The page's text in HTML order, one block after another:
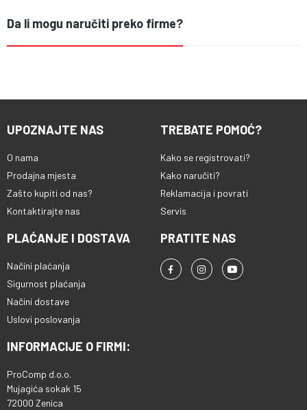
Da li mogu naručiti preko firme?
UPOZNAJTE NAS
O nama
Prodajna mjesta
Zašto kupiti od nas?
Kontaktirajte nas
TREBATE POMOĆ?
Kako se registrovati?
Kako naručiti?
Reklamacija i povrati
Servis
PLAĆANJE I DOSTAVA
Načini plaćanja
Sigurnost plaćanja
Načini dostave
Uslovi poslovanja
PRATITE NAS
INFORMACIJE O FIRMI:
ProComp d.o.o.
Mujagića sokak 15
72000 Zenica